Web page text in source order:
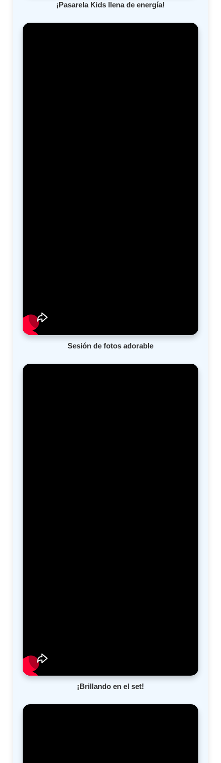
¡Pasarela Kids llena de energía!
Sesión de fotos adorable
¡Brillando en el set!